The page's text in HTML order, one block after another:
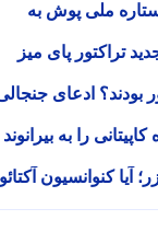
ملی پوش به
پای میز
ادعای جنجالی
را به بیرانوند
کنوانسیون آکتائو